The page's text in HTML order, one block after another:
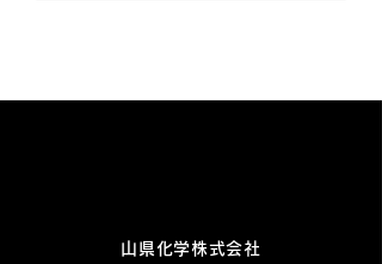
山県化学株式会社